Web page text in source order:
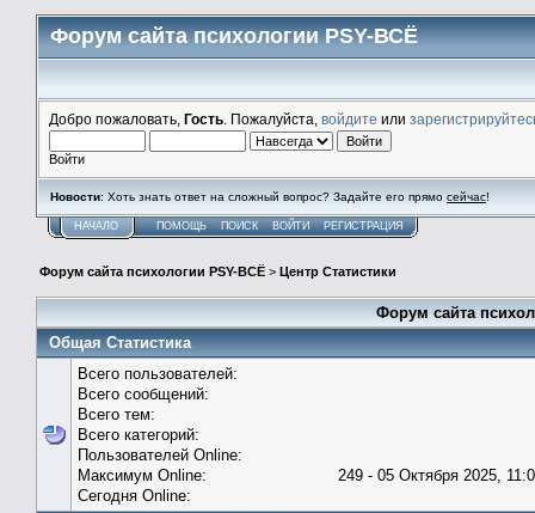
Форум сайта психологии PSY-ВСЁ
Добро пожаловать, Гость . Пожалуйста, войдите или
Войти
Новости: Хоть знать ответ на сложный вопрос? Задайте его прямо сейчас!
НАЧАЛО ПОМОЩЬ ПОИСК ВОЙТИ РЕГИСТРАЦИЯ
Форум сайта психологии PSY-ВСЁ > Центр Статистики
Форум сайта
Общая Статистика
Всего пользователей:
Всего сообщений:
Всего тем:
Всего категорий:
Пользователей Online:
Максимум Online:
249 - 05 Октября 2025,
Сегодня Online: